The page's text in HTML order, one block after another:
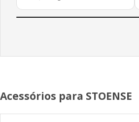
Acessórios para STOENSE